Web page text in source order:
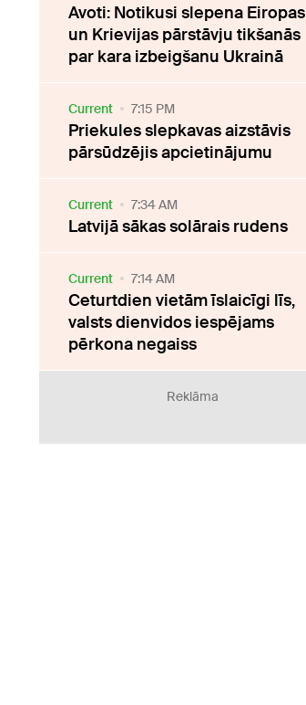
Avoti: Notikusi slepena Eiropas
un Krievijas pārstāvju tikšanās
par kara izbeigšanu Ukrainā
Current 7:15 PM
Priekules slepkavas aizstāvis
pārsūdzējis apcietinājumu
Current 7:34 AM
Latvijā sākas solārais rudens
Current 7:14 AM
Ceturtdien vietām īslaicīgi līs,
valsts dienvidos iespējams
pērkona negaiss
Reklāma